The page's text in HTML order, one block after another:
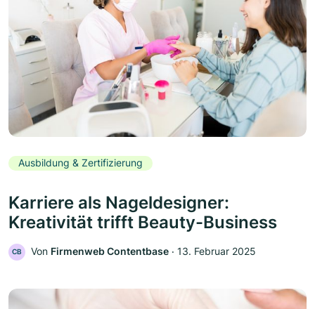
Ausbildung & Zertifizierung
Karriere als Nageldesigner:
Kreativität trifft Beauty-Business
CB Von Firmenweb Contentbase ‧ 13. Februar 2025